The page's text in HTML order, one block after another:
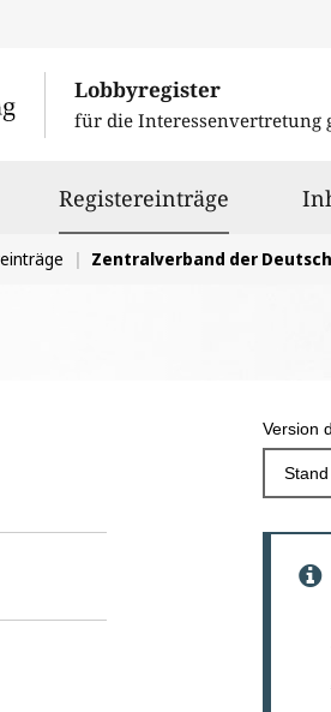
Lobbyregister
für die Interessenvertretung
Registereinträge
Zentralverband der Deutschen
Version